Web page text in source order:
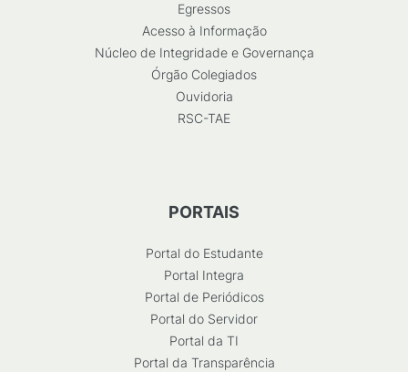
Egressos
Acesso à Informação
Núcleo de Integridade e Governança
Órgão Colegiados
Ouvidoria
RSC-TAE
PORTAIS
Portal do Estudante
Portal Integra
Portal de Periódicos
Portal do Servidor
Portal da TI
Portal da Transparência